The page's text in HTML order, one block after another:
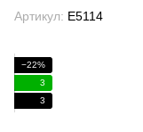
Артикул: E5114
−22%
3
3